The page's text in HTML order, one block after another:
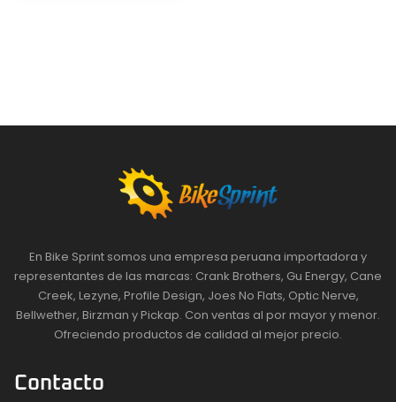
En Bike Sprint somos una empresa peruana importadora y
representantes de las marcas: Crank Brothers, Gu Energy, Cane
Creek, Lezyne, Profile Design, Joes No Flats, Optic Nerve,
Bellwether, Birzman y Pickap. Con ventas al por mayor y menor.
Ofreciendo productos de calidad al mejor precio.
Contacto